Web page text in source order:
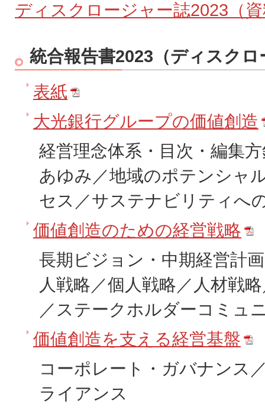
ディスクロージャー誌2023（
統合報告書2023（ディスク
表紙
大光銀行グループの価値創造
経営理念体系・目次・編集
あゆみ／地域のポテンシャ
セス／サステナビリティへ
価値創造のための経営戦略
長期ビジョン・中期経営計
人戦略／個人戦略／人材戦
／ステークホルダーコミュ
価値創造を支える経営基盤
コーポレート・ガバナンス
ライアンス